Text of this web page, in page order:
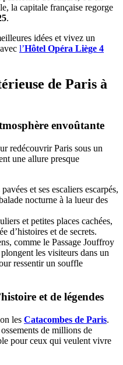
la capitale française regorge
.
idées et vivez un
l’Hôtel Opéra Liège 4
de Paris à
envoûtante
redécouvrir Paris sous un
une allure presque
et ses escaliers escarpés,
nocturne à la lueur des
et petites places cachées,
d’histoires et de secrets.
comme le Passage Jouffroy
les visiteurs dans un
ressentir un souffle
et de légendes
les Catacombes de Paris.
de millions de
pour ceux qui veulent vivre